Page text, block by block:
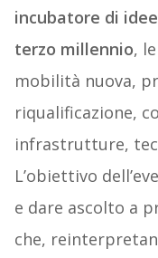
incubatore di
terzo millennio,
mobilità nuova,
riqualificazione,
infrastrutture,
L’obiettivo
e dare ascolto a
che,